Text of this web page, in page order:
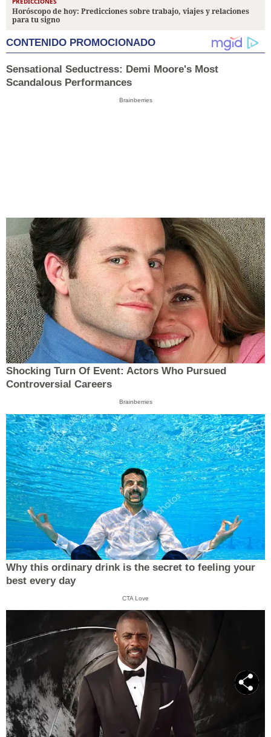
Horóscopo de hoy: Predicciones sobre trabajo, viajes y relaciones
para tu signo
CONTENIDO PROMOCIONADO
Sensational Seductress: Demi Moore's Most
Scandalous Performances
Brainberries
Shocking Turn Of Event: Actors Who Pursued
Controversial Careers
Brainberries
Why this ordinary drink is the secret to feeling your
best every day
CTA Love